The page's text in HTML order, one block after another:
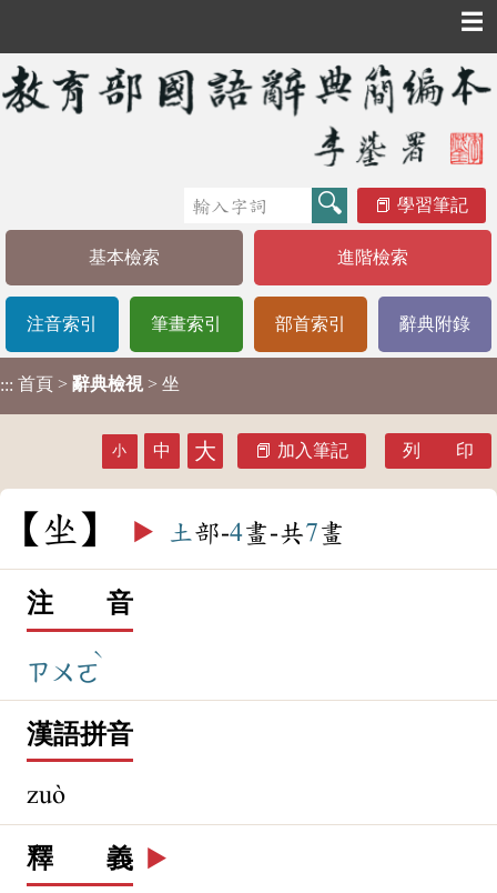
☰
學習筆記
基本檢索 進階檢索
注音索引 筆畫索引 部首索引 辭典附錄
::: 首頁 > 辭典檢視 > 坐
小 中 大 加入筆記 列 印
坐 ▶️ 土部-4畫-共7畫
注 音
ㄗㄨㄛ
ˋ
漢語拼音
zuò
釋 義 ▶️